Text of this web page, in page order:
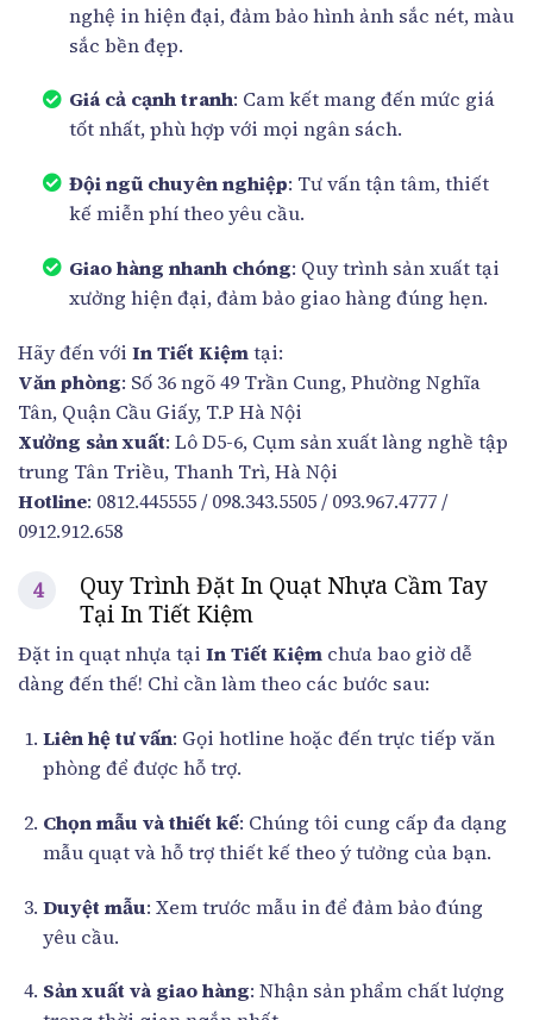
nghệ in hiện đại, đảm bảo hình ảnh sắc nét, màu
sắc bền đẹp.
Giá cả cạnh tranh: Cam kết mang đến mức giá
tốt nhất, phù hợp với mọi ngân sách.
Đội ngũ chuyên nghiệp: Tư vấn tận tâm, thiết
kế miễn phí theo yêu cầu.
Giao hàng nhanh chóng: Quy trình sản xuất tại
xưởng hiện đại, đảm bảo giao hàng đúng hẹn.
Hãy đến với In Tiết Kiệmtại:
Văn phòng: Số 36 ngõ 49 Trần Cung, Phường Nghĩa
Tân, Quận Cầu Giấy, T.P Hà Nội
Xưởng sản xuất: Lô D5-6, Cụm sản xuất làng nghề tập
trung Tân Triều, Thanh Trì, Hà Nội
Hotline: 0812.445555 / 098.343.5505 / 093.967.4777 /
0912.912.658
Quy Trình Đặt In Quạt Nhựa Cầm Tay
Tại In Tiết Kiệm
Đặt in quạt nhựa tại In Tiết Kiệm chưa bao giờ dễ
dàng đến thế! Chỉ cần làm theo các bước sau:
Liên hệ tư vấn: Gọi hotline hoặc đến trực tiếp văn
phòng để được hỗ trợ.
Chọn mẫu và thiết kế: Chúng tôi cung cấp đa dạng
mẫu quạt và hỗ trợ thiết kế theo ý tưởng của bạn.
Duyệt mẫu: Xem trước mẫu in để đảm bảo đúng
yêu cầu.
Sản xuất và giao hàng: Nhận sản phẩm chất lượng